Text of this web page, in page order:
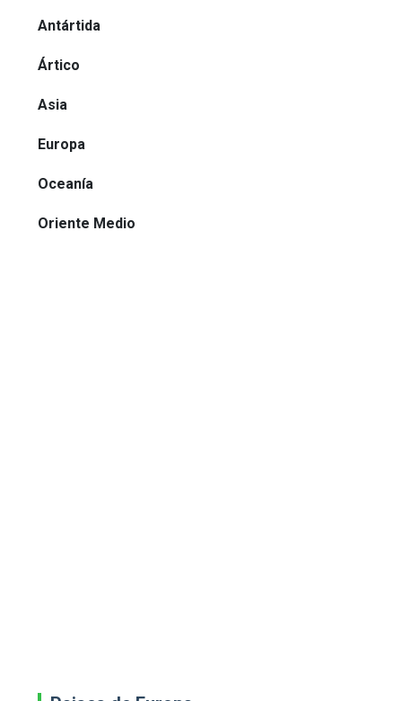
Antártida
Ártico
Asia
Europa
Oceanía
Oriente Medio